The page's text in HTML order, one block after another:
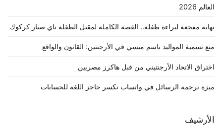
العالم 2026
نهاية مفجعة لبراءة طفلة.. القصة الكاملة لمقتل الطفلة ناي صبار كركوك
منع تسمية المواليد باسم ميسي في الأرجنتين: القانون والواقع
اختراق الاتحاد الأرجنتيني من قبل هاكرز مصريين
ميزة ترجمة الرسائل في واتساب تكسر حاجز اللغة للحسابات
الأرشيف